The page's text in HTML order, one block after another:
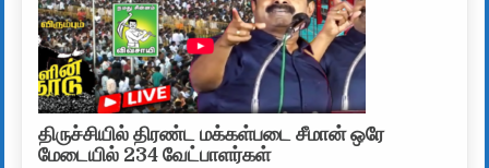
திருச்சியில் திரண்ட மக்கள்படை சீமான் ஒரே
மேடையில் 234 வேட்பாளர்கள்